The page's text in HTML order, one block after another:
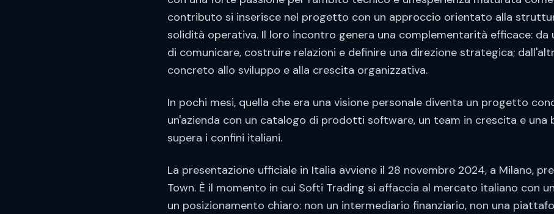
contributo si inserisce nel progetto con un approccio orientato alla
solidità operativa. Il loro incontro genera una complementarità efficace: da
di comunicare, costruire relazioni e definire una direzione strategica;
concreto allo sviluppo e alla crescita organizzativa.
In pochi mesi, quella che era una visione personale diventa un progetto
un'azienda con un catalogo di prodotti software, un team in crescita e una
supera i confini italiani.
La presentazione ufficiale in Italia avviene il 28 novembre 2024, a Milano,
Town. È il momento in cui Softi Trading si affaccia al mercato italiano con
un posizionamento chiaro: non un intermediario finanziario, non una